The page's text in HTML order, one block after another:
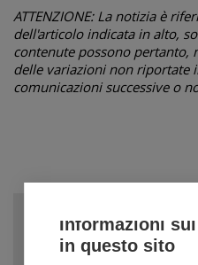
ATTENZIONE: La notizia è
dell'articolo indicata in alto,
contenute possono pertanto,
delle variazioni non riportate
comunicazioni successive o
Informazioni
in questo sito